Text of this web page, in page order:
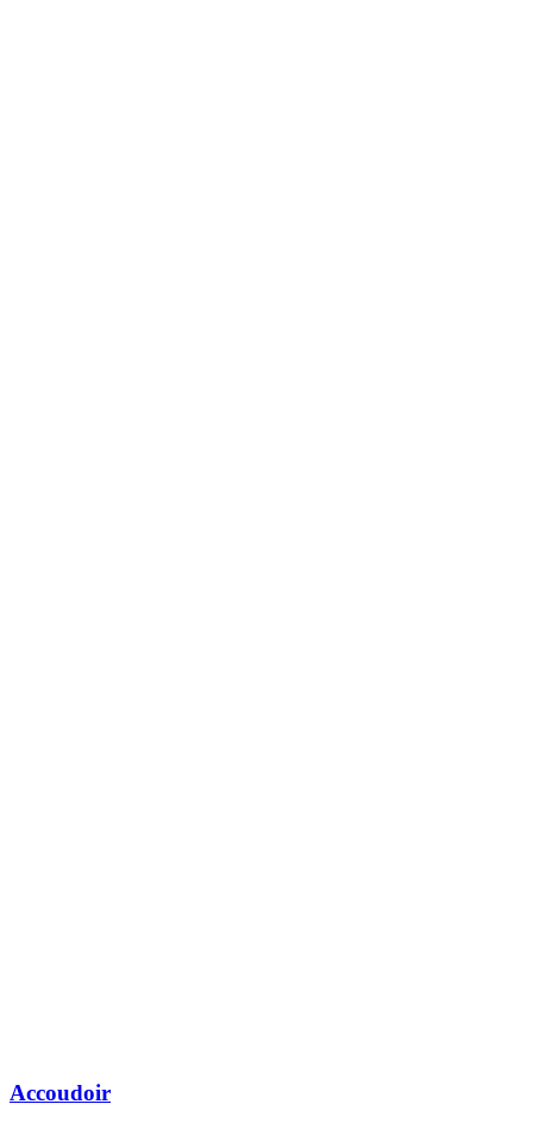
Accoudoir